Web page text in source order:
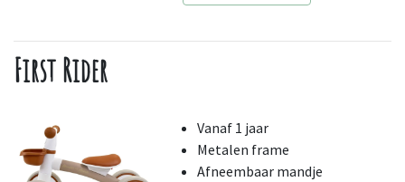
First Rider
Vanaf 1 jaar
Metalen frame
Afneembaar mandje